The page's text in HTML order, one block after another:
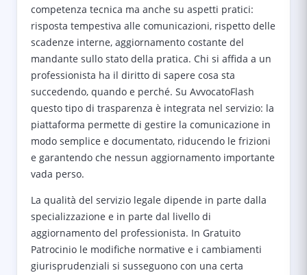
competenza tecnica ma anche su aspetti pratici:
risposta tempestiva alle comunicazioni, rispetto delle
scadenze interne, aggiornamento costante del
mandante sullo stato della pratica. Chi si affida a un
professionista ha il diritto di sapere cosa sta
succedendo, quando e perché. Su AvvocatoFlash
questo tipo di trasparenza è integrata nel servizio: la
piattaforma permette di gestire la comunicazione in
modo semplice e documentato, riducendo le frizioni
e garantendo che nessun aggiornamento importante
vada perso.
La qualità del servizio legale dipende in parte dalla
specializzazione e in parte dal livello di
aggiornamento del professionista. In Gratuito
Patrocinio le modifiche normative e i cambiamenti
giurisprudenziali si susseguono con una certa